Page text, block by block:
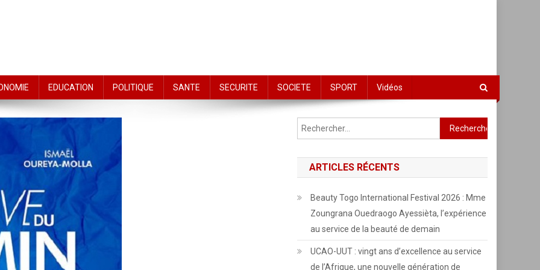
EDUCATION POLITIQUE SANTE SECURITE SOCIETE SPORT Vidéos
Rechercher :
ARTICLES RÉCENTS
Beauty Togo International Festival 2026 : Mme
Zoungrana Ouedraogo Ayessièta, l’expérience
au service de la beauté de demain
UCAO-UUT : vingt ans d’excellence au service
de l’Afrique, une nouvelle génération de